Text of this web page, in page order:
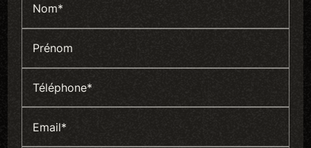
Nom*
Prénom
Téléphone*
Email*